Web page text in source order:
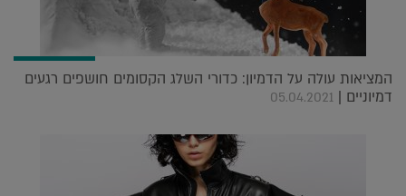
המציאות עולה על הדמיון: כדורי השלג הקסומים חושפים רגעים
דמיוניים | 05.04.2021